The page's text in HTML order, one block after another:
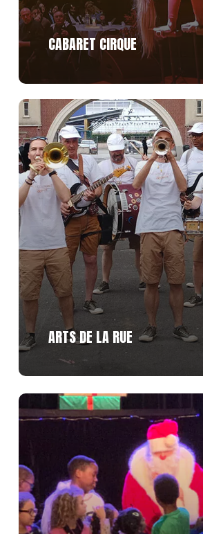
CABARET CIRQUE
ARTS DE LA RUE
Découvrir
Découvrir